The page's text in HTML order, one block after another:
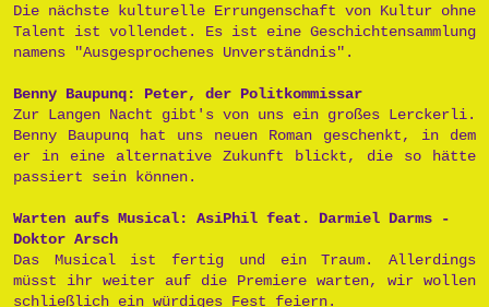
Die nächste kulturelle Errungenschaft von Kultur ohne
Talent ist vollendet. Es ist eine Geschichtensammlung
namens "Ausgesprochenes Unverständnis".
Benny Baupunq: Peter, der Politkommissar
Zur Langen Nacht gibt's von uns ein großes Lerckerli.
Benny Baupunq hat uns neuen Roman geschenkt, in dem
er in eine alternative Zukunft blickt, die so hätte
passiert sein können.
Warten aufs Musical: AsiPhil feat. Darmiel Darms -
Doktor Arsch
Das Musical ist fertig und ein Traum. Allerdings
müsst ihr weiter auf die Premiere warten, wir wollen
schließlich ein würdiges Fest feiern.